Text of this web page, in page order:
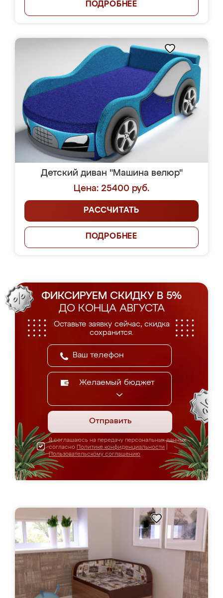
ПОДРОБНЕЕ
Детский диван "Машина велюр"
Цена: 25400 руб.
РАССЧИТАТЬ
ПОДРОБНЕЕ
ФИКСИРУЕМ СКИДКУ В 5%
ДО КОНЦА АВГУСТА
Оставьте заявку сейчас, скидка
сохранится.
Желаемый бюджет
Отправить
Я соглашаюсь на передачу персональных данных
согласно Политике конфиденциальности
Пользовательскому соглашению